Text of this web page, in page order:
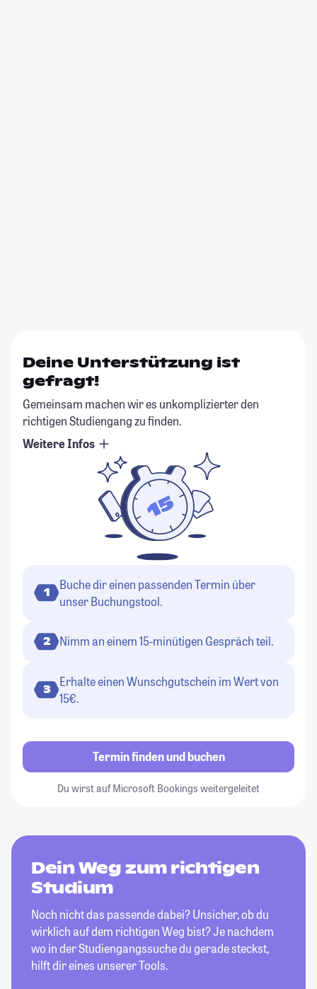
Deine Unterstützung ist
gefragt!
Gemeinsam machen wir es unkomplizierter den
richtigen Studiengang zu finden.
Weitere Infos
1
Buche dir einen passenden Termin über
unser Buchungstool.
2 Nimm an einem 15-minütigen Gespräch teil.
3
Erhalte einen Wunschgutschein im Wert von
15€.
Termin finden und buchen
Du wirst auf Microsoft Bookings weitergeleitet
Dein Weg zum richtigen
Studium
Noch nicht das passende dabei? Unsicher, ob du
wirklich auf dem richtigen Weg bist? Je nachdem
wo in der Studiengangssuche du gerade steckst,
hilft dir eines unserer Tools.